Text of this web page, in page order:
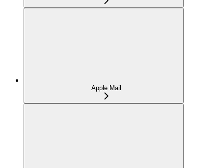
Apple Mail